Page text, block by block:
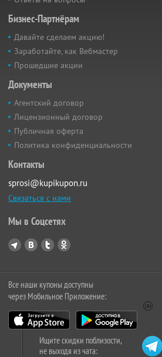
Бизнес-Партнёрам
Давайте сделаем акцию!
Заработайте, как Вебмастер
Прошедшие акции
Документы
Агентский договор
Лицензионный договор
Публичная оферта
Политика конфиденциальности
Контакты
sprosi@kupikupon.ru
Связаться с нами
Мы в Соцсетях
Все наши купоны доступны
через Мобильное Приложение:
Ищите скидки поблизости,
не выходя из чата: